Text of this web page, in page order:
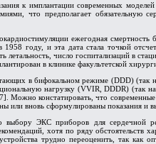
к имплантации современных
что предполагает обязательную
ежегодная
году, и эта дата стала точкой
летальность, число госпитализаций в
в клинике факультетской
в бифокальном режиме (DDD)
нагрузку (VVIR, DDDR) (так
Можно констатировать, что
вновь сформулированы показания и
ЭКС приборов для сердечной
хотя по ряду обстоятельств
трудно переоценить, так как